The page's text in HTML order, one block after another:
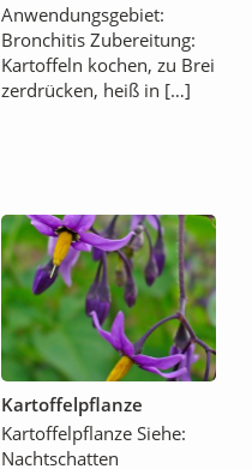
Anwendungsgebiet:
Bronchitis Zubereitung:
Kartoffeln kochen, zu Brei
zerdrücken, heiß in […]
Kartoffelpflanze
Kartoffelpflanze Siehe:
Nachtschatten